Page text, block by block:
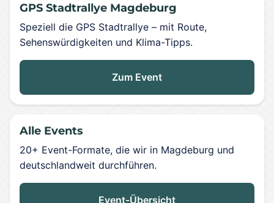
GPS Stadtrallye Magdeburg
Speziell die GPS Stadtrallye – mit Route,
Sehenswürdigkeiten und Klima-Tipps.
Zum Event
Alle Events
20+ Event-Formate, die wir in Magdeburg und
deutschlandweit durchführen.
Event-Übersicht